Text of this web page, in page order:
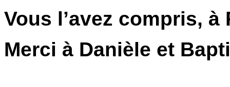
Vous l’avez compris, à
Merci à Danièle et